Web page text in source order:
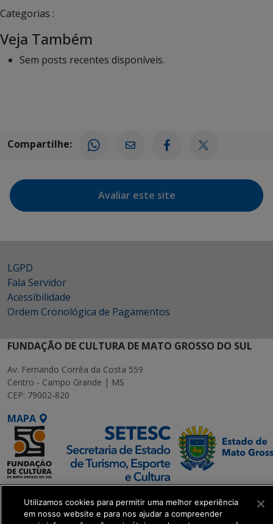
Categorias :
Veja Também
Sem posts recentes disponíveis.
Compartilhe:
Avaliar este site
LGPD
Fala Servidor
Acessibilidade
Ordem Cronológica de Pagamentos
FUNDAÇÃO DE CULTURA DE MATO GROSSO DO SUL
Av. Fernando Corrêa da Costa 559
Centro - Campo Grande | MS
CEP: 79002-820
MAPA
SETDIG | Secretaria-
Executiva de
Utilizamos cookies para permitir uma melhor experiência
em nosso website e para nos ajudar a compreender